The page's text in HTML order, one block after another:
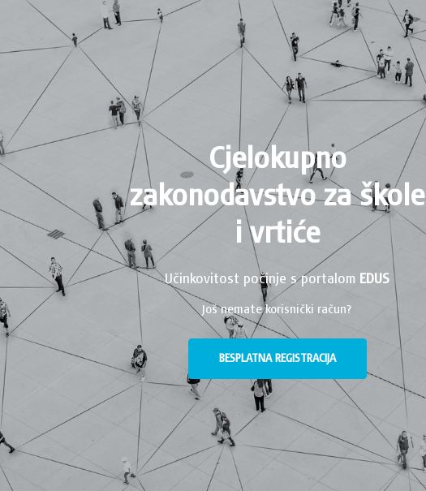
Cjelokupno
zakonodavstvo za škole
i vrtiće
Učinkovitost počinje s portalom EDUS
Još nemate korisnički račun?
BESPLATNA REGISTRACIJA